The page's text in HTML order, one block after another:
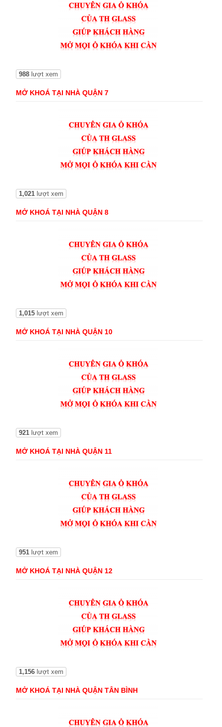
988lượt xem
MỞ KHOÁ TẠI NHÀ QUẬN 7
1,021lượt xem
MỞ KHOÁ TẠI NHÀ QUẬN 8
1,015lượt xem
MỞ KHOÁ TẠI NHÀ QUẬN 10
921lượt xem
MỞ KHOÁ TẠI NHÀ QUẬN 11
951lượt xem
MỞ KHOÁ TẠI NHÀ QUẬN 12
1,156lượt xem
MỞ KHOÁ TẠI NHÀ QUẬN TÂN BÌNH